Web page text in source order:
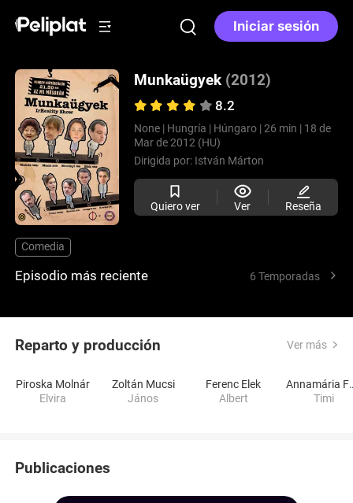
Iniciar sesión
Munkaügyek (2012)
8.2
None | Hungría | Húngaro | 26 min | 18 de
Mar de 2012 (HU)
Dirigida por: István Márton
Quiero ver Ver Reseña
Comedia
Episodio más reciente 6 Temporadas
Reparto y producción Ver más
Piroska Molnár
Elvira
Zoltán Mucsi
János
Ferenc Elek
Albert
Timi
Publicaciones